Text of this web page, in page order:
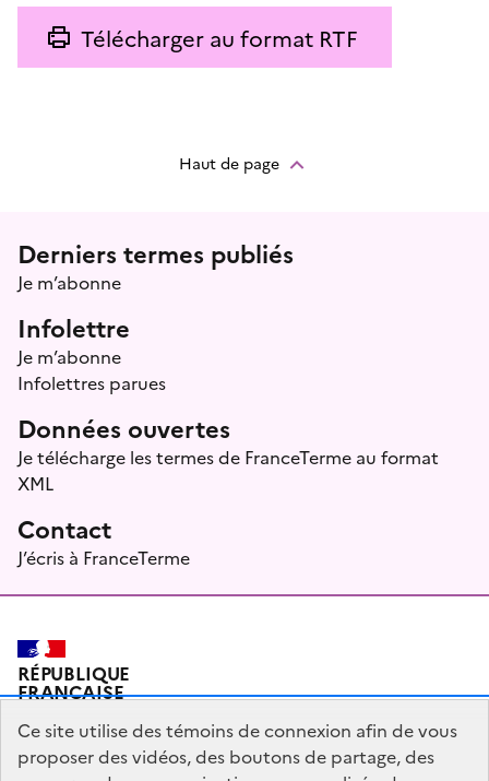
Télécharger au format RTF
Haut de page
Menu prefooter
Derniers termes publiés
Je m’abonne
Infolettre
Je m’abonne
Infolettres parues
Données ouvertes
Je télécharge les termes de FranceTerme au format
XML
Contact
J’écris à FranceTerme
RÉPUBLIQUE
FRANÇAISE
Ce site utilise des témoins de connexion afin de vous
proposer des vidéos, des boutons de partage, des